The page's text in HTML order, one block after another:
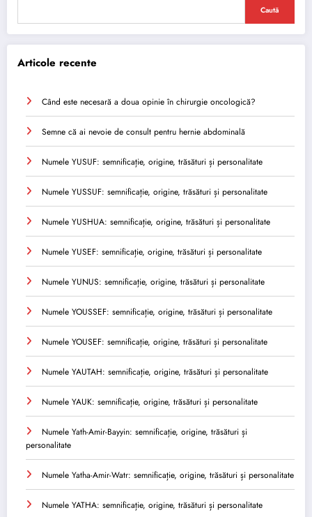
Caută
Articole recente
Când este necesară a doua opinie în chirurgie oncologică?
Semne că ai nevoie de consult pentru hernie abdominală
Numele YUSUF: semnificație, origine, trăsături și personalitate
Numele YUSSUF: semnificație, origine, trăsături și personalitate
Numele YUSHUA: semnificație, origine, trăsături și personalitate
Numele YUSEF: semnificație, origine, trăsături și personalitate
Numele YUNUS: semnificație, origine, trăsături și personalitate
Numele YOUSSEF: semnificație, origine, trăsături și personalitate
Numele YOUSEF: semnificație, origine, trăsături și personalitate
Numele YAUTAH: semnificație, origine, trăsături și personalitate
Numele YAUK: semnificație, origine, trăsături și personalitate
Numele Yath-Amir-Bayyin: semnificație, origine, trăsături și
personalitate
Numele Yatha-Amir-Watr: semnificație, origine, trăsături și personalitate
Numele YATHA: semnificație, origine, trăsături și personalitate